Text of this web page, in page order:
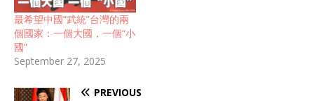
最希望中國“武統”台灣的兩
個國家：一個大國，一個“小
國”
September 27, 2025
PREVIOUS